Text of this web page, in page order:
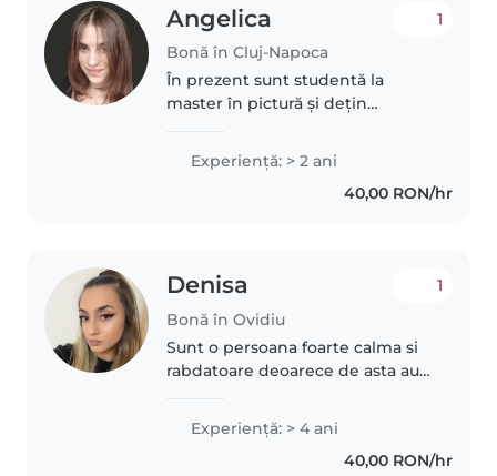
Angelica
Bonă în Cluj-Napoca
1
În prezent sunt studentă la
master în pictură și dețin
timp de 2 ani ca profesor de arte
plastice, unde am coordonat
ateliere pentru copii de diferite..
Experienţă: > 2 ani
40,00 RON/hr
Denisa
Bonă în Ovidiu
1
Sunt o persoana foarte calma si
rabdatoare deoarece de asta au
calda, sa simta ca se pot
deschide. De asemenea, imi
place sa ma joc cu ei, sa facem
Experienţă: > 4 ani
40,00 RON/hr